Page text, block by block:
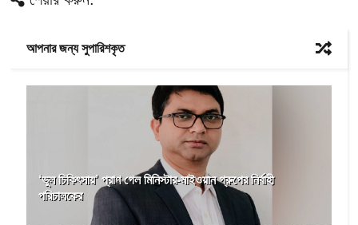
আপনার জন্য সুপারিশকৃত
‘ভুল চিকিৎসায়’ প্রাণ গেল মিনিস্টার-মাইওয়ান গ্রুপের নির্বাহী
পরিচালকের